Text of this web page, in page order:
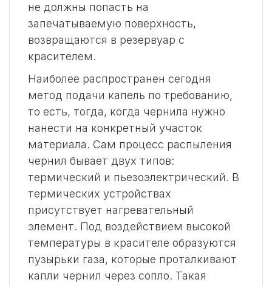
не должны попасть на
запечатываемую поверхность,
возвращаются в резервуар с
красителем.
Наиболее распространен сегодня
метод подачи капель по требованию,
то есть, тогда, когда чернила нужно
нанести на конкретный участок
материала. Сам процесс распыления
чернил бывает двух типов:
термический и пьезоэлектрический. В
термических устройствах
присутствует нагревательный
элемент. Под воздействием высокой
температуры в красителе образуются
пузырьки газа, которые проталкивают
капли чернил через сопло. Такая